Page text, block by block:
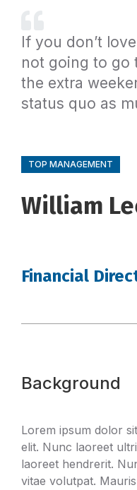
TOP MANAGEMENT
William
Financial
Background
Lorem ipsum dolor
elit. Nunc laoreet
laoreet hendrerit.
vitae volutpat.
If you don’t
not going to go
the extra
status quo as